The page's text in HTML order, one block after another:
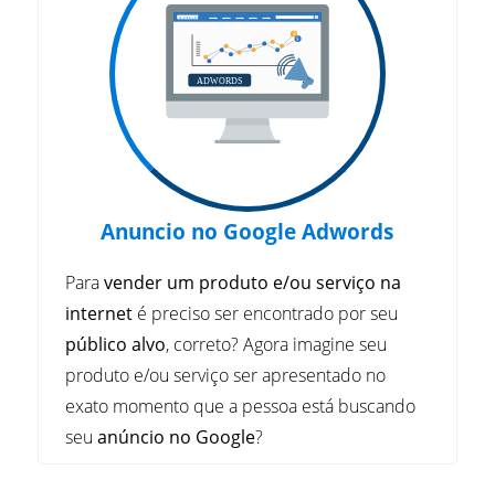
Anuncio no Google Adwords
Paravender um produto e/ou serviço na
internet
é preciso ser encontrado por seu
público alvo
, correto? Agora imagine seu
produto e/ou serviço ser apresentado no
exato momento que a pessoa está buscando
seu anúncio no Google